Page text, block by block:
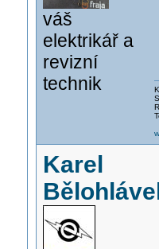
váš
elektrikář a
revizní
technik
Karel